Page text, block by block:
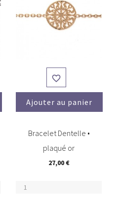

Ajouter au panier
Bracelet Dentelle •
plaqué or
27,00 €